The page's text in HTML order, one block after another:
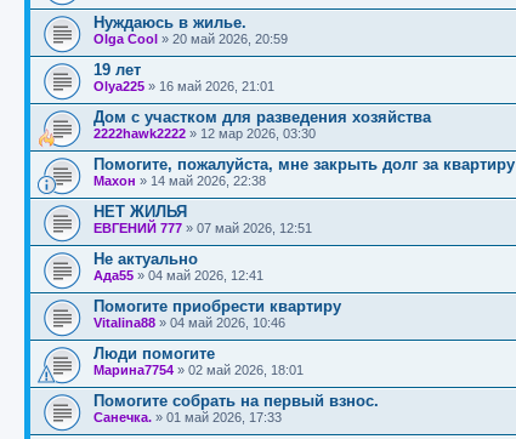
Нуждаюсь в жилье.
Olga Cool » 20 май 2026, 20:59
19 лет
Olya225 » 16 май 2026, 21:01
Дом с участком для разведения хозяйства
2222hawk2222 » 12 мар 2026, 03:30
Помогите, пожалуйста, мне закрыть долг за квартиру
Махон » 14 май 2026, 22:38
НЕТ ЖИЛЬЯ
ЕВГЕНИЙ 777 » 07 май 2026, 12:51
Не актуально
Ада55 » 04 май 2026, 12:41
Помогите приобрести квартиру
Vitalina88 » 04 май 2026, 10:46
Люди помогите
Марина7754 » 02 май 2026, 18:01
Помогите собрать на первый взнос.
Санечка. » 01 май 2026, 17:33